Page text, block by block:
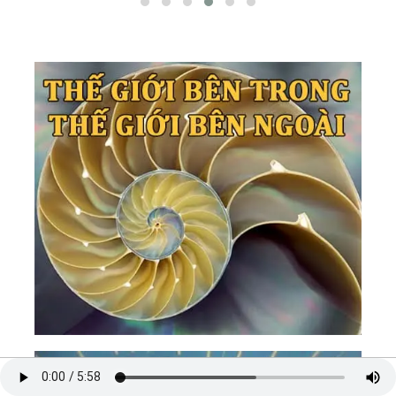
Suy Ngẫm 42: Đỉnh Cao Của Trí Tuệ Chính Là
Suy Ngẫm 43: Bạn Không Là Gì Cả Thì Bạn Là
Tất Cả
146.Suy Ngẫm 44: Người Thầy Vĩ Đại Nhất
147.
Phần X - Phương Pháp Thực Hành
148. Nhóm 1: Thân - Quay Về Với Hơi Thở Và Cơ
Thể
149.Thực Hành 01: Yoga - Pranayama - Khí Công
150.Thực Hành 02: Thiền Tĩnh - Thiền Nằm Cân
Bằng - Thiền Vipassana
Thực Hành 03: Thiền Động - Con Đường
Chữa Lành Bằng Hành Động
152. Thực Hành 04: Sống Thiền - Thiền Trung Đạo